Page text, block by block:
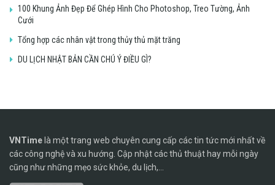
100 Khung Ảnh Đẹp Để Ghép Hình Cho Photoshop, Treo Tường, Ảnh
Cưới
Tổng hợp các nhân vật trong thủy thủ mặt trăng
DU LỊCH NHẬT BẢN CẦN CHÚ Ý ĐIỀU GÌ?
VNTimelà một trang web chuyên cung cấp các tin tức mới nhất về
các công nghệ và xu hướng. Cập nhật các thủ thuật hay mỗi ngày
cũng như những mẹo sức khỏe, du lịch,...